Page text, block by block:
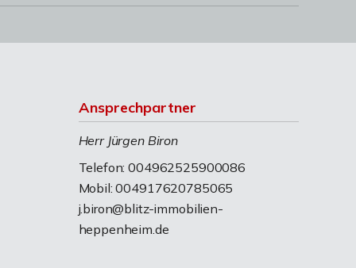
Ansprechpartner
Herr Jürgen Biron
Telefon: 004962525900086
Mobil: 004917620785065
j.biron@blitz-immobilien-
heppenheim.de